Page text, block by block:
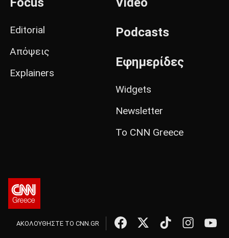
Editorial
Απόψεις
Explainers
Podcasts
Εφημερίδες
Widgets
Newsletter
Το CNN Greece
ΑΚΟΛΟΥΘΗΣΤΕ ΤΟ CNN.GR